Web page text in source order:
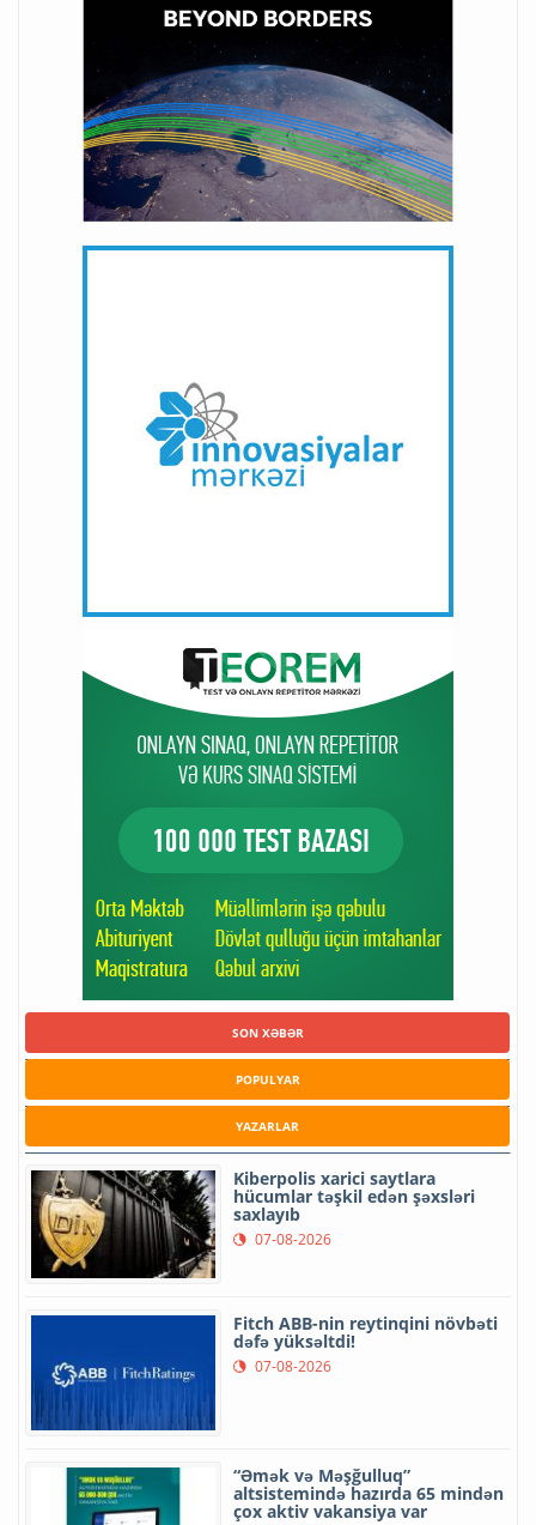
SON XƏBƏR
POPULYAR
YAZARLAR
Kiberpolis xarici saytlara
hücumlar təşkil edən şəxsləri
saxlayıb
07-08-2026
Fitch ABB-nin reytinqini növbəti
dəfə yüksəltdi!
07-08-2026
“Əmək və Məşğulluq”
altsistemində hazırda 65 mindən
çox aktiv vakansiya var